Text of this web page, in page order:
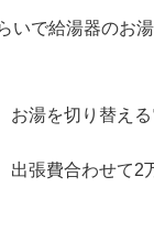
いで給湯器のお
お湯を切り替える
出張費合わせて2